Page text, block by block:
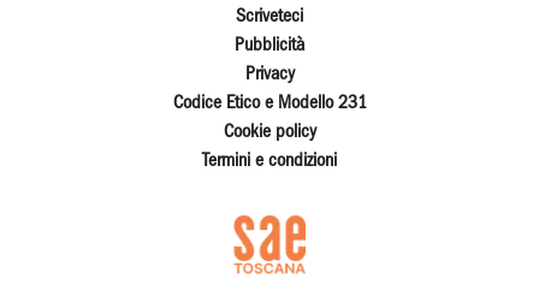
Scriveteci
Pubblicità
Privacy
Codice Etico e Modello 231
Cookie policy
Termini e condizioni